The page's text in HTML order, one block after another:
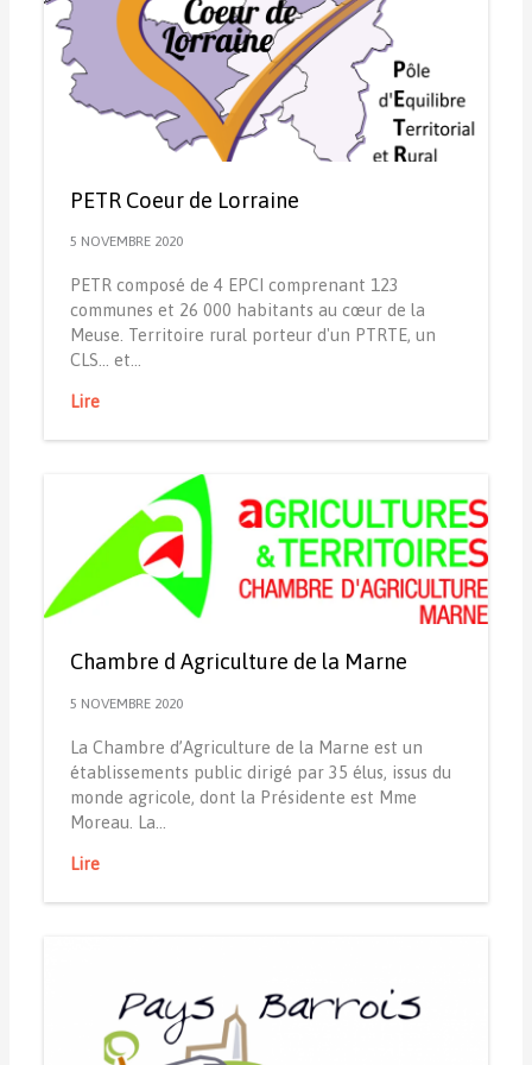
PETR Coeur de Lorraine
5 NOVEMBRE 2020
PETR composé de 4 EPCI comprenant 123
communes et 26 000 habitants au cœur de la
Meuse. Territoire rural porteur d'un PTRTE, un
CLS... et…
Lire
Chambre d Agriculture de la Marne
5 NOVEMBRE 2020
La Chambre d’Agriculture de la Marne est un
établissements public dirigé par 35 élus, issus du
monde agricole, dont la Présidente est Mme
Moreau. La…
Lire